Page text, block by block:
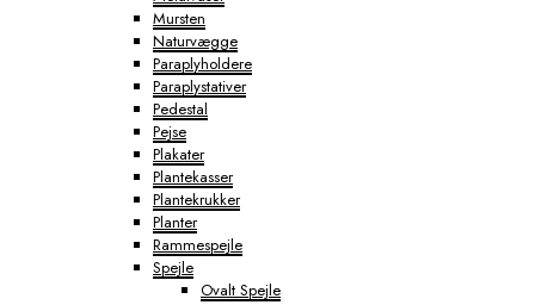
Mursten
Naturvægge
Paraplyholdere
Paraplystativer
Pedestal
Pejse
Plakater
Plantekasser
Plantekrukker
Planter
Rammespejle
Spejle
Ovalt Spejle